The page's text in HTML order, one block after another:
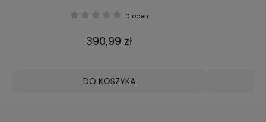
0 ocen
390,99 zł
DO KOSZYKA